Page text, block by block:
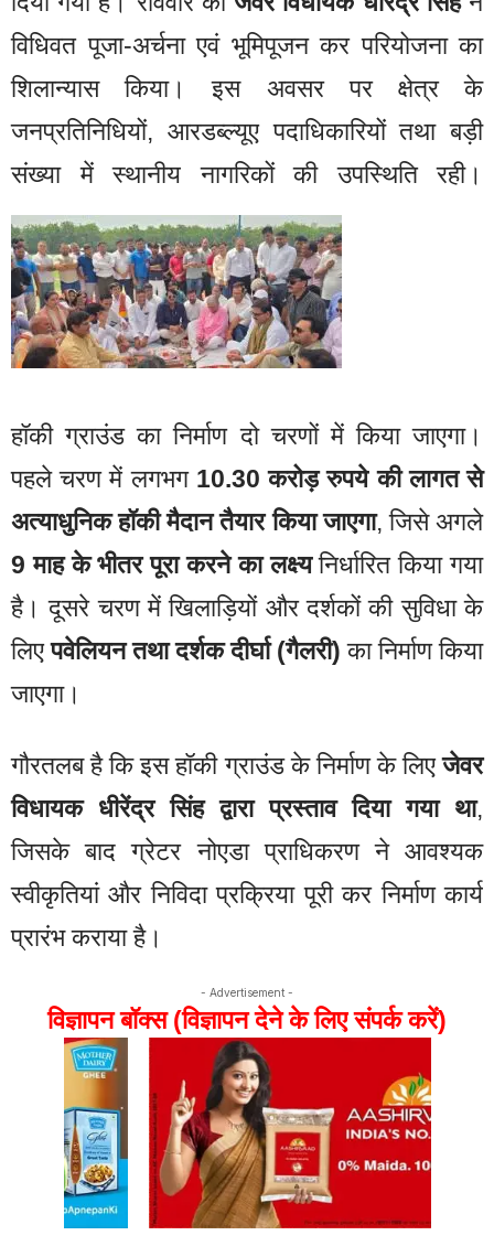
विधिवत पूजा-अर्चना एवं भूमिपूजन कर परियोजना का
शिलान्यास किया। इस अवसर पर क्षेत्र के
जनप्रतिनिधियों, आरडब्ल्यूए पदाधिकारियों तथा बड़ी
संख्या में स्थानीय नागरिकों की उपस्थिति रही।
हॉकी ग्राउंड का निर्माण दो चरणों में किया जाएगा।
पहले चरण में लगभग 10.30 करोड़ रुपये की लागत से
अत्याधुनिक हॉकी मैदान तैयार किया जाएगा, जिसे अगले
9 माह के भीतर पूरा करने का लक्ष्यनिर्धारित किया गया
है। दूसरे चरण में खिलाड़ियों और दर्शकों की सुविधा के
लिएपवेलियन तथा दर्शक दीर्घा (गैलरी) का निर्माण किया
जाएगा।
गौरतलब है कि इस हॉकी ग्राउंड के निर्माण के लिएजेवर
विधायक धीरेंद्र सिंह द्वारा प्रस्ताव दिया गया था,
जिसके बाद ग्रेटर नोएडा प्राधिकरण ने आवश्यक
स्वीकृतियां और निविदा प्रक्रिया पूरी कर निर्माण कार्य
प्रारंभ कराया है।
- Advertisement -
विज्ञापन बॉक्स (विज्ञापन देने के लिए संपर्क करें)